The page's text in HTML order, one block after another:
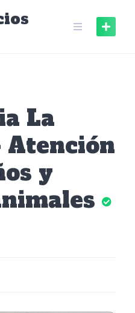
La
Atención
y